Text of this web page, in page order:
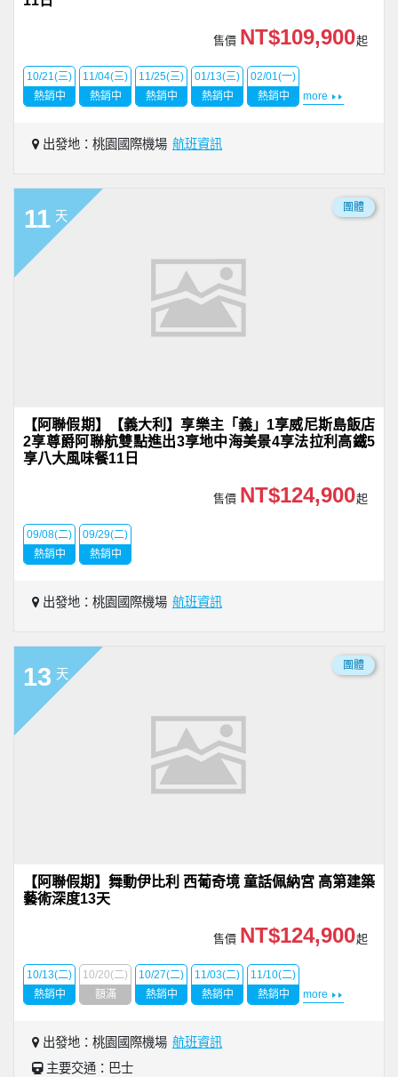
售價 NT$109,900起
10/21(三)
熱銷中
11/04(三)
熱銷中
11/25(三)
熱銷中
01/13(三)
熱銷中
02/01(一)
熱銷中
more
出發地：桃園國際機場 航班資訊
11 天
團體
【阿聯假期】【義大利】享樂主「義」1享威尼斯島飯店
2享尊爵阿聯航雙點進出3享地中海美景4享法拉利高鐵5
享八大風味餐11日
售價 NT$124,900起
09/08(二)
熱銷中
09/29(二)
熱銷中
出發地：桃園國際機場 航班資訊
13 天
團體
【阿聯假期】舞動伊比利 西葡奇境 童話佩納宮 高第建築
藝術深度13天
售價 NT$124,900起
10/13(二)
熱銷中
10/20(二)
額滿
10/27(二)
熱銷中
11/03(二)
熱銷中
11/10(二)
熱銷中
more
出發地：桃園國際機場 航班資訊
主要交通：巴士